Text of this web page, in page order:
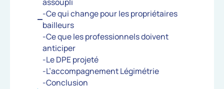
-Ce qui change pour les propriétaires
bailleurs
-Ce que les professionnels doivent
anticiper
-Le DPE projeté
-L’accompagnement Légimétrie
-Conclusion